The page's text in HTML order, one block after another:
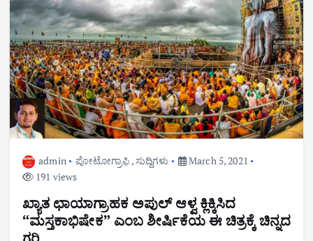
admin ಪೋಟೋಗ್ರಾಫಿ ,ಸುದ್ದಿಗಳು
March 5, 2021
191 views
ಖ್ಯಾತ ಛಾಯಾಗ್ರಾಹಕ ಅಪುಲ್ ಆಳ್ವ ಕ್ಲಿಕ್ಕಿಸಿದ
“ಮಸ್ತಕಾಭಿಷೇಕ” ಎಂಬ ಶೀರ್ಷಿಕೆಯ ಈ ಚಿತ್ರಕ್ಕೆ ಚಿನ್ನದ